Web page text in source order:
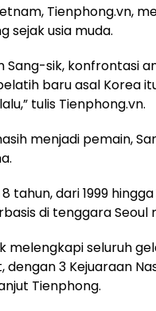
Tienphong.vn,
sejak usia muda.
Sang-sik, konfrontasi
baru asal Korea
tulis Tienphong.vn.
menjadi pemain,
8 tahun, dari 1999
di tenggara Seoul
melengkapi seluruh
3 Kejuaraan
Tienphong.